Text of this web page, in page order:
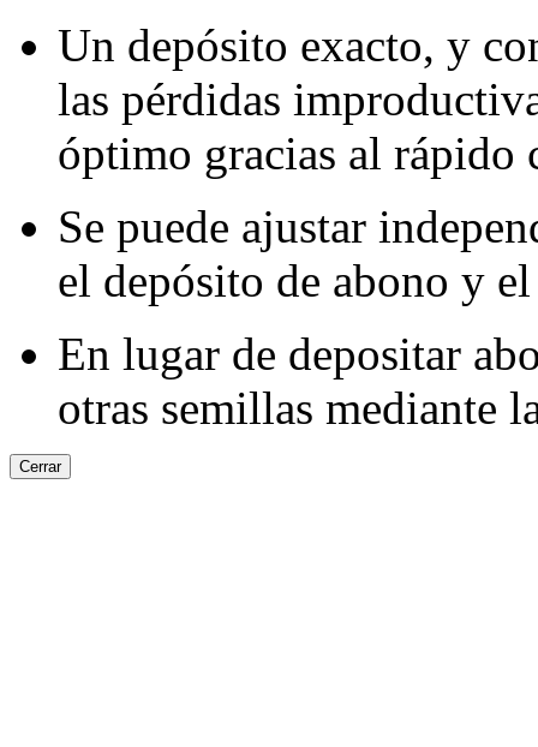
Un depósito exacto, y
las pérdidas
óptimo gracias al rápido
Se puede ajustar
el depósito de abono y
En lugar de depositar
otras semillas mediante
Cerrar